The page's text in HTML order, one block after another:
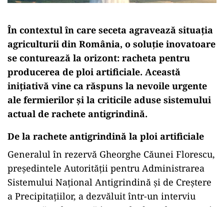
În contextul în care seceta agravează situația
agriculturii din România, o soluție inovatoare
se conturează la orizont: racheta pentru
producerea de ploi artificiale. Această
inițiativă vine ca răspuns la nevoile urgente
ale fermierilor și la criticile aduse sistemului
actual de rachete antigrindină.
De la rachete antigrindină la ploi artificiale
Generalul în rezervă Gheorghe Căunei Florescu,
președintele Autorității pentru Administrarea
Sistemului Național Antigrindină și de Creștere
a Precipitațiilor, a dezvăluit într-un interviu